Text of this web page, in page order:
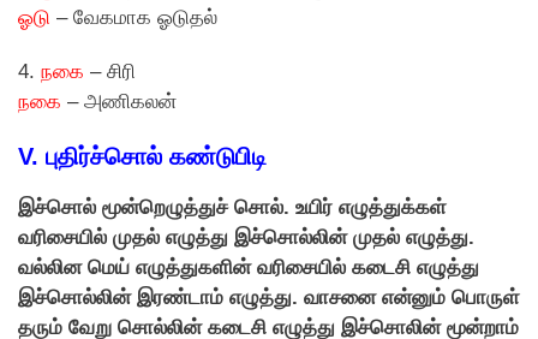
ஓடு – வேகமாக ஓடுதல்
4. நகை – சிரி
நகை – அணிகலன்
V. புதிர்ச்சொல் கண்டுபிடி
இச்சொல் மூன்றெழுத்துச் சொல். உயிர் எழுத்துக்கள்
வரிசையில் முதல் எழுத்து இச்சொல்லின் முதல் எழுத்து.
வல்லின மெய் எழுத்துகளின் வரிசையில் கடைசி எழுத்து
இச்சொல்லின் இரண்டாம் எழுத்து. வாசனை என்னும் பொருள்
தரும் வேறு சொல்லின் கடைசி எழுத்து இச்சொலின் மூன்றாம்